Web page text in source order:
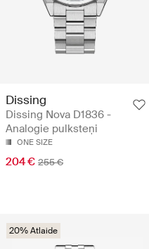
Dissing
Dissing Nova D1836 -
Analogie pulksteņi
ONE SIZE
204 € 255 €
20% Atlaide